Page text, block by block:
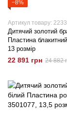
−8%
Артикул товару:
Дитячий золотий
Пластина
13 розмір
22 891 грн 24 882